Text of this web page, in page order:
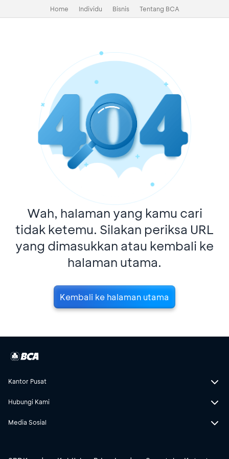
Home Individu Bisnis Tentang BCA
Wah, halaman yang kamu cari
tidak ketemu. Silakan periksa URL
yang dimasukkan atau kembali ke
halaman utama.
Kembali ke halaman utama
Kantor Pusat
Hubungi Kami
Media Sosial